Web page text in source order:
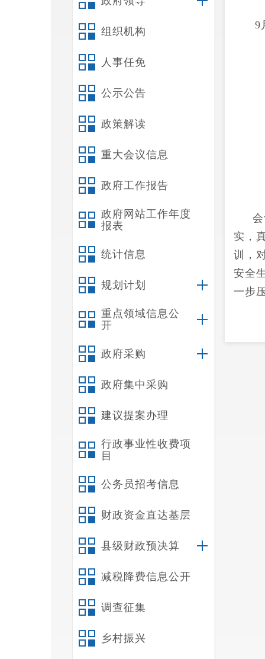
组织机构
人事任免
公示公告
政策解读
重大会议信息
政府工作报告
政府网站工作年度
报表
统计信息
规划计划
重点领域信息公
开
政府采购
政府集中采购
建议提案办理
行政事业性收费项
目
公务员招考信息
财政资金直达基层
县级财政预决算
减税降费信息公开
调查征集
乡村振兴
9
实，
训，
安全
一步